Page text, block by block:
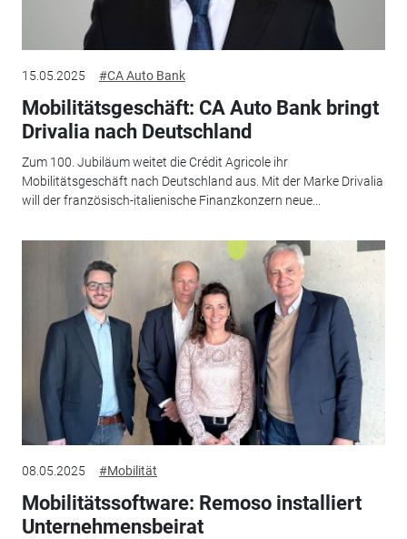
15.05.2025 #CA Auto Bank
Mobilitätsgeschäft: CA Auto Bank bringt
Drivalia nach Deutschland
Zum 100. Jubiläum weitet die Crédit Agricole ihr
Mobilitätsgeschäft nach Deutschland aus. Mit der Marke Drivalia
will der französisch-italienische Finanzkonzern neue...
08.05.2025 #Mobilität
Mobilitätssoftware: Remoso installiert
Unternehmensbeirat